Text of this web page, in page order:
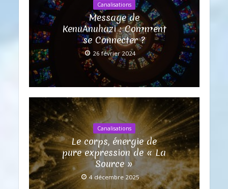
Canalisations
Message de
KenuAnuhazi : Comment
se Connecter ?
26 février 2024
Canalisations
Le corps, énergie de
pure expression de « La
Source »
4 décembre 2025